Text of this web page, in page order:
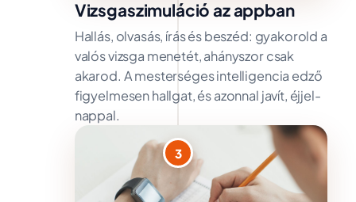
Vizsgaszimuláció az appban
Hallás, olvasás, írás és beszéd: gyakorold a
valós vizsga menetét, ahányszor csak
akarod. A mesterséges intelligencia edző
figyelmesen hallgat, és azonnal javít, éjjel-
nappal.
3